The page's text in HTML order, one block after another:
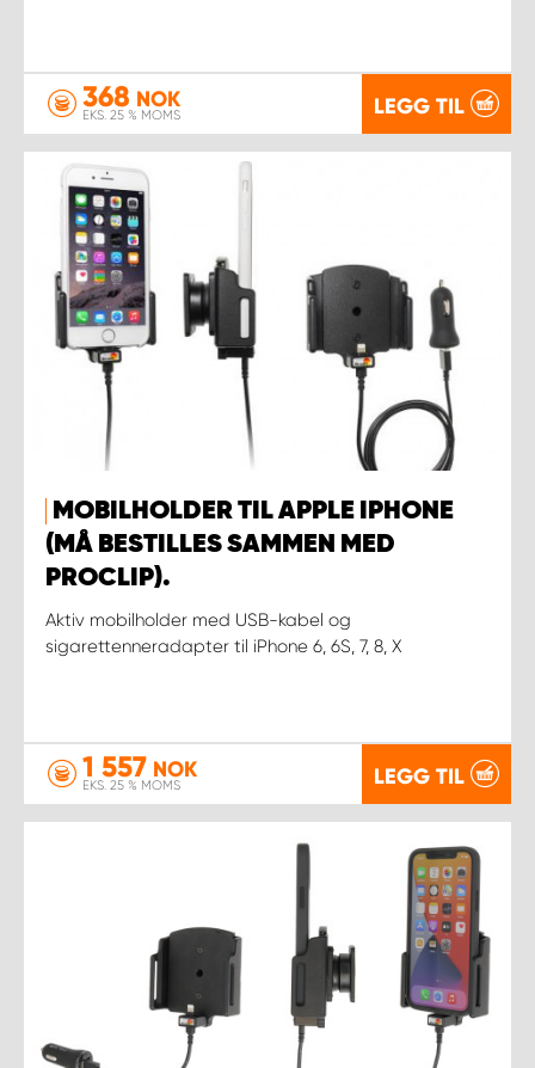
368 NOK
EKS. 25 % MOMS LEGG TIL
MOBILHOLDER TIL APPLE IPHONE
(MÅ BESTILLES SAMMEN MED
PROCLIP).
Aktiv mobilholder med USB-kabel og
sigarettenneradapter til iPhone 6, 6S, 7, 8, X
1 557 NOK
EKS. 25 % MOMS LEGG TIL